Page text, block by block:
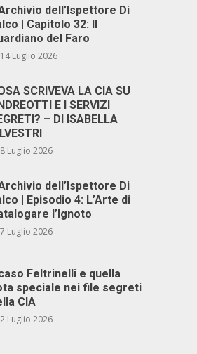
dell’Ispettore Di
| Capitolo 32: Il
del Faro
14 Luglio 2026
SCRIVEVA LA CIA SU
E I SERVIZI
– DI ISABELLA
8 Luglio 2026
dell’Ispettore Di
| Episodio 4: L’Arte di
l’Ignoto
7 Luglio 2026
Feltrinelli e quella
speciale nei file segreti
CIA
2 Luglio 2026